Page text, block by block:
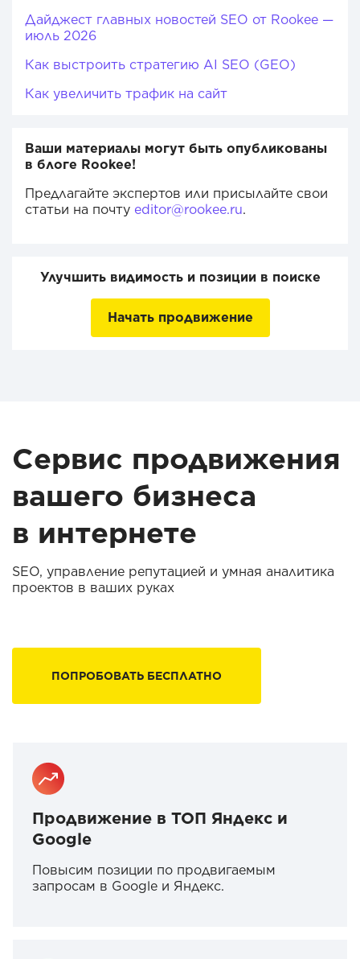
Дайджест главных новостей SEO от Rookee —
июль 2026
Как выстроить стратегию AI SEO (GEO)
Как увеличить трафик на сайт
Ваши материалы могут быть опубликованы
в блоге Rookee!
Предлагайте экспертов или присылайте свои
статьи на почту editor@rookee.ru.
Улучшить видимость и позиции в поиске
Начать продвижение
Сервис продвижения
вашего бизнеса
в интернете
SEO, управление репутацией и умная аналитика
проектов в ваших руках
ПОПРОБОВАТЬ БЕСПЛАТНО
Продвижение в ТОП Яндекс и
Google
Повысим позиции по продвигаемым
запросам в Google и Яндекс.